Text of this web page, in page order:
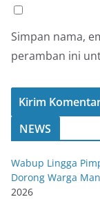
Simpan nama,
peramban ini
NEWS
Wabup Lingga
Dorong Warga
2026